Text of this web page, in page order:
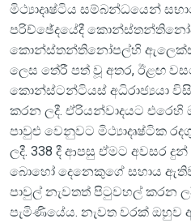
මිථ්‍යාදෘෂ්ටිය සම්බන්ධයෙන්
පරිච්ඡේදයේදී
කොන්ස්තන්තිනෝපල්හි
ලෙස තේරී පත් වූ අතර, ඊළඟ
කොන්ස්ටන්ටියස් අධිරාජ්‍යයා
කරන ලදී. ඒරියන්වාදයට එරෙහි
පාවුළු වෙනුවට මිථ්‍යාදෘෂ්ටික
ලදී. 338 දී ආපසු ඒමට අවසර
බොහෝ දෙනෙකුගේ සහාය
පාවුල් නැවතත් පිටුවහල් කරන
පැමිණියේය. නැවත වරක් ඔහුව